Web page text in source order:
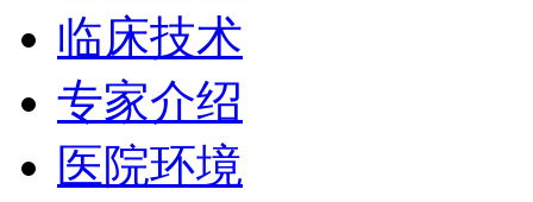
临床技术
专家介绍
医院环境